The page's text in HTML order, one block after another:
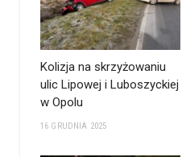
Kolizja na skrzyżowaniu
ulic Lipowej i Luboszyckiej
w Opolu
16 GRUDNIA 2025